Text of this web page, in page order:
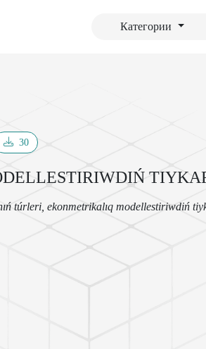
Категории
30
túrleri, ekonmetrikalıq modellestiriwdiń